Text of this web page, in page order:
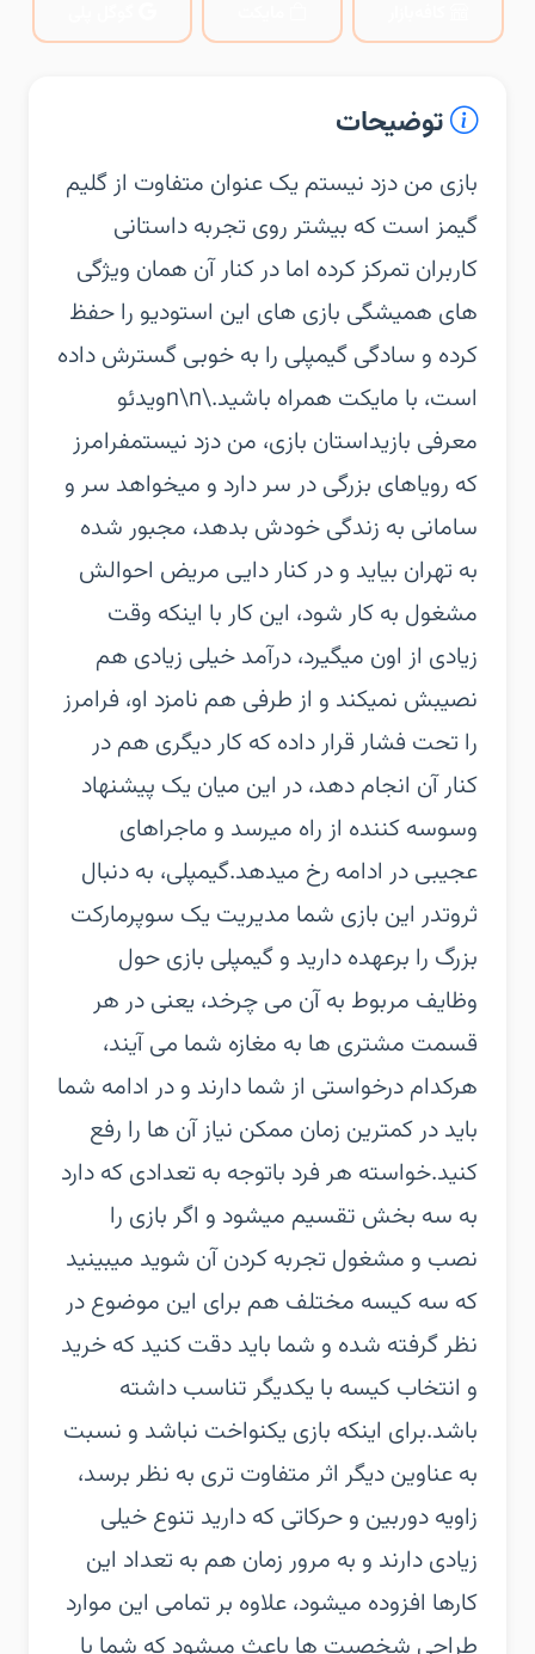
توضیحات
بازی من دزد نیستم یک عنوان متفاوت از گلیم
گیمز است که بیشتر روی تجربه داستانی
کاربران تمرکز کرده اما در کنار آن همان ویژگی
های همیشگی بازی های این استودیو را حفظ
کرده و سادگی گیمپلی را به خوبی گسترش داده
است، با مایکت همراه باشید.\n\nویدئو
معرفی بازیداستان بازی، من دزد نیستمفرامرز
که رویاهای بزرگی در سر دارد و میخواهد سر و
سامانی به زندگی خودش بدهد، مجبور شده
به تهران بیاید و در کنار دایی مریض احوالش
مشغول به کار شود، این کار با اینکه وقت
زیادی از اون میگیرد، درآمد خیلی زیادی هم
نصیبش نمیکند و از طرفی هم نامزد او، فرامرز
را تحت فشار قرار داده که کار دیگری هم در
کنار آن انجام دهد، در این میان یک پیشنهاد
وسوسه کننده از راه میرسد و ماجراهای
عجیبی در ادامه رخ میدهد.گیمپلی، به دنبال
ثروتدر این بازی شما مدیریت یک سوپرمارکت
بزرگ را برعهده دارید و گیمپلی بازی حول
وظایف مربوط به آن می چرخد، یعنی در هر
قسمت مشتری ها به مغازه شما می آیند،
هرکدام درخواستی از شما دارند و در ادامه شما
باید در کمترین زمان ممکن نیاز آن ها را رفع
کنید.خواسته هر فرد باتوجه به تعدادی که دارد
به سه بخش تقسیم میشود و اگر بازی را
نصب و مشغول تجربه کردن آن شوید میبینید
که سه کیسه مختلف هم برای این موضوع در
نظر گرفته شده و شما باید دقت کنید که خرید
و انتخاب کیسه با یکدیگر تناسب داشته
باشد.برای اینکه بازی یکنواخت نباشد و نسبت
به عناوین دیگر اثر متفاوت تری به نظر برسد،
زاویه دوربین و حرکاتی که دارید تنوع خیلی
زیادی دارند و به مرور زمان هم به تعداد این
کارها افزوده میشود، علاوه بر تمامی این موارد